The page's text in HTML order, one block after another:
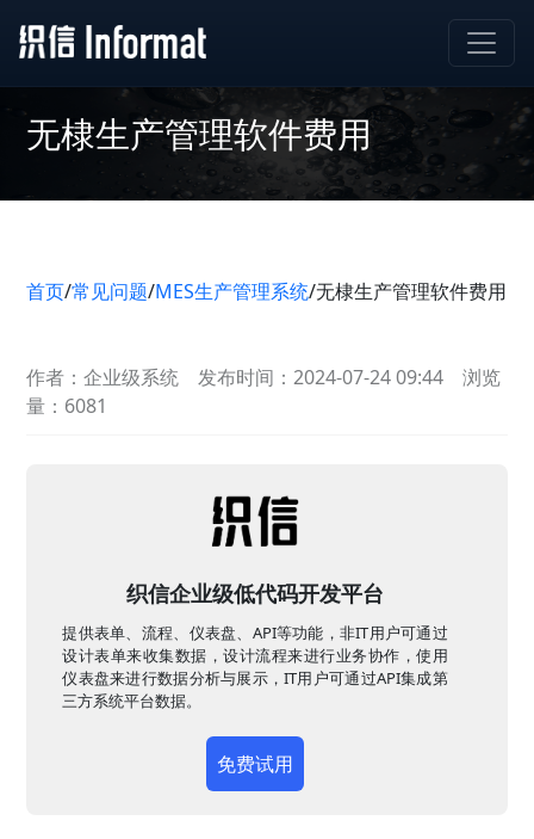
无棣生产管理软件费用
首页/常见问题/MES生产管理系统/无棣生产管理软件费用
作者：企业级系统 发布时间：2024-07-24 09:44
浏览
量：6081
织信企业级低代码开发平台
提供表单、流程、仪表盘、API等功能，非IT用户可通过
设计表单来收集数据，设计流程来进行业务协作，使用
仪表盘来进行数据分析与展示，IT用户可通过API集成第
三方系统平台数据。
免费试用